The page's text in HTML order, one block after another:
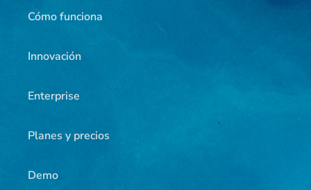
Cómo funciona
Innovación
Enterprise
Planes y precios
Demo